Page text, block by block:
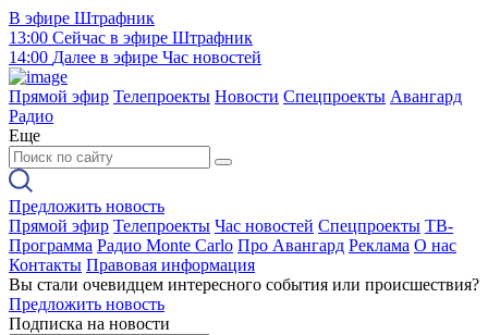
В эфире Штрафник
13:00 Сейчас в эфире Штрафник
14:00 Далее в эфире Час новостей
Прямой эфир Телепроекты Новости Спецпроекты Авангард
Радио
Еще
Предложить новость
Прямой эфир Телепроекты Час новостей Спецпроекты ТВ-
Программа Радио Monte Carlo Про Авангард Реклама О нас
Контакты Правовая информация
Вы стали очевидцем интересного события или происшествия?
Предложить новость
Подписка на новости